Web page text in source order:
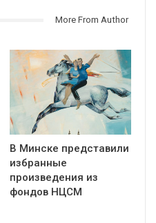
More From Author
В Минске представили
избранные
произведения из
фондов НЦСМ